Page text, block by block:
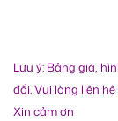
Lưu ý: Bảng giá,
đổi. Vui lòng liên
Xin cảm ơn